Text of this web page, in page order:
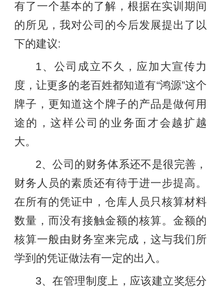
有了一个基本的了解，根据在实训期间
的所见，我对公司的今后发展提出了以
下的建议:
1、公司成立不久，应加大宣传力
度，让更多的老百姓都知道有“鸿源”这个
牌子，更知道这个牌子的产品是做何用
途的，这样公司的业务面才会越扩越
大。
2、公司的财务体系还不是很完善，
财务人员的素质还有待于进一步提高。
在所有的凭证中，仓库人员只核算材料
数量，而没有接触金额的核算。金额的
核算一般由财务室来完成，这与我们所
学到的凭证做法有一定的出入。
3、在管理制度上，应该建立奖惩分